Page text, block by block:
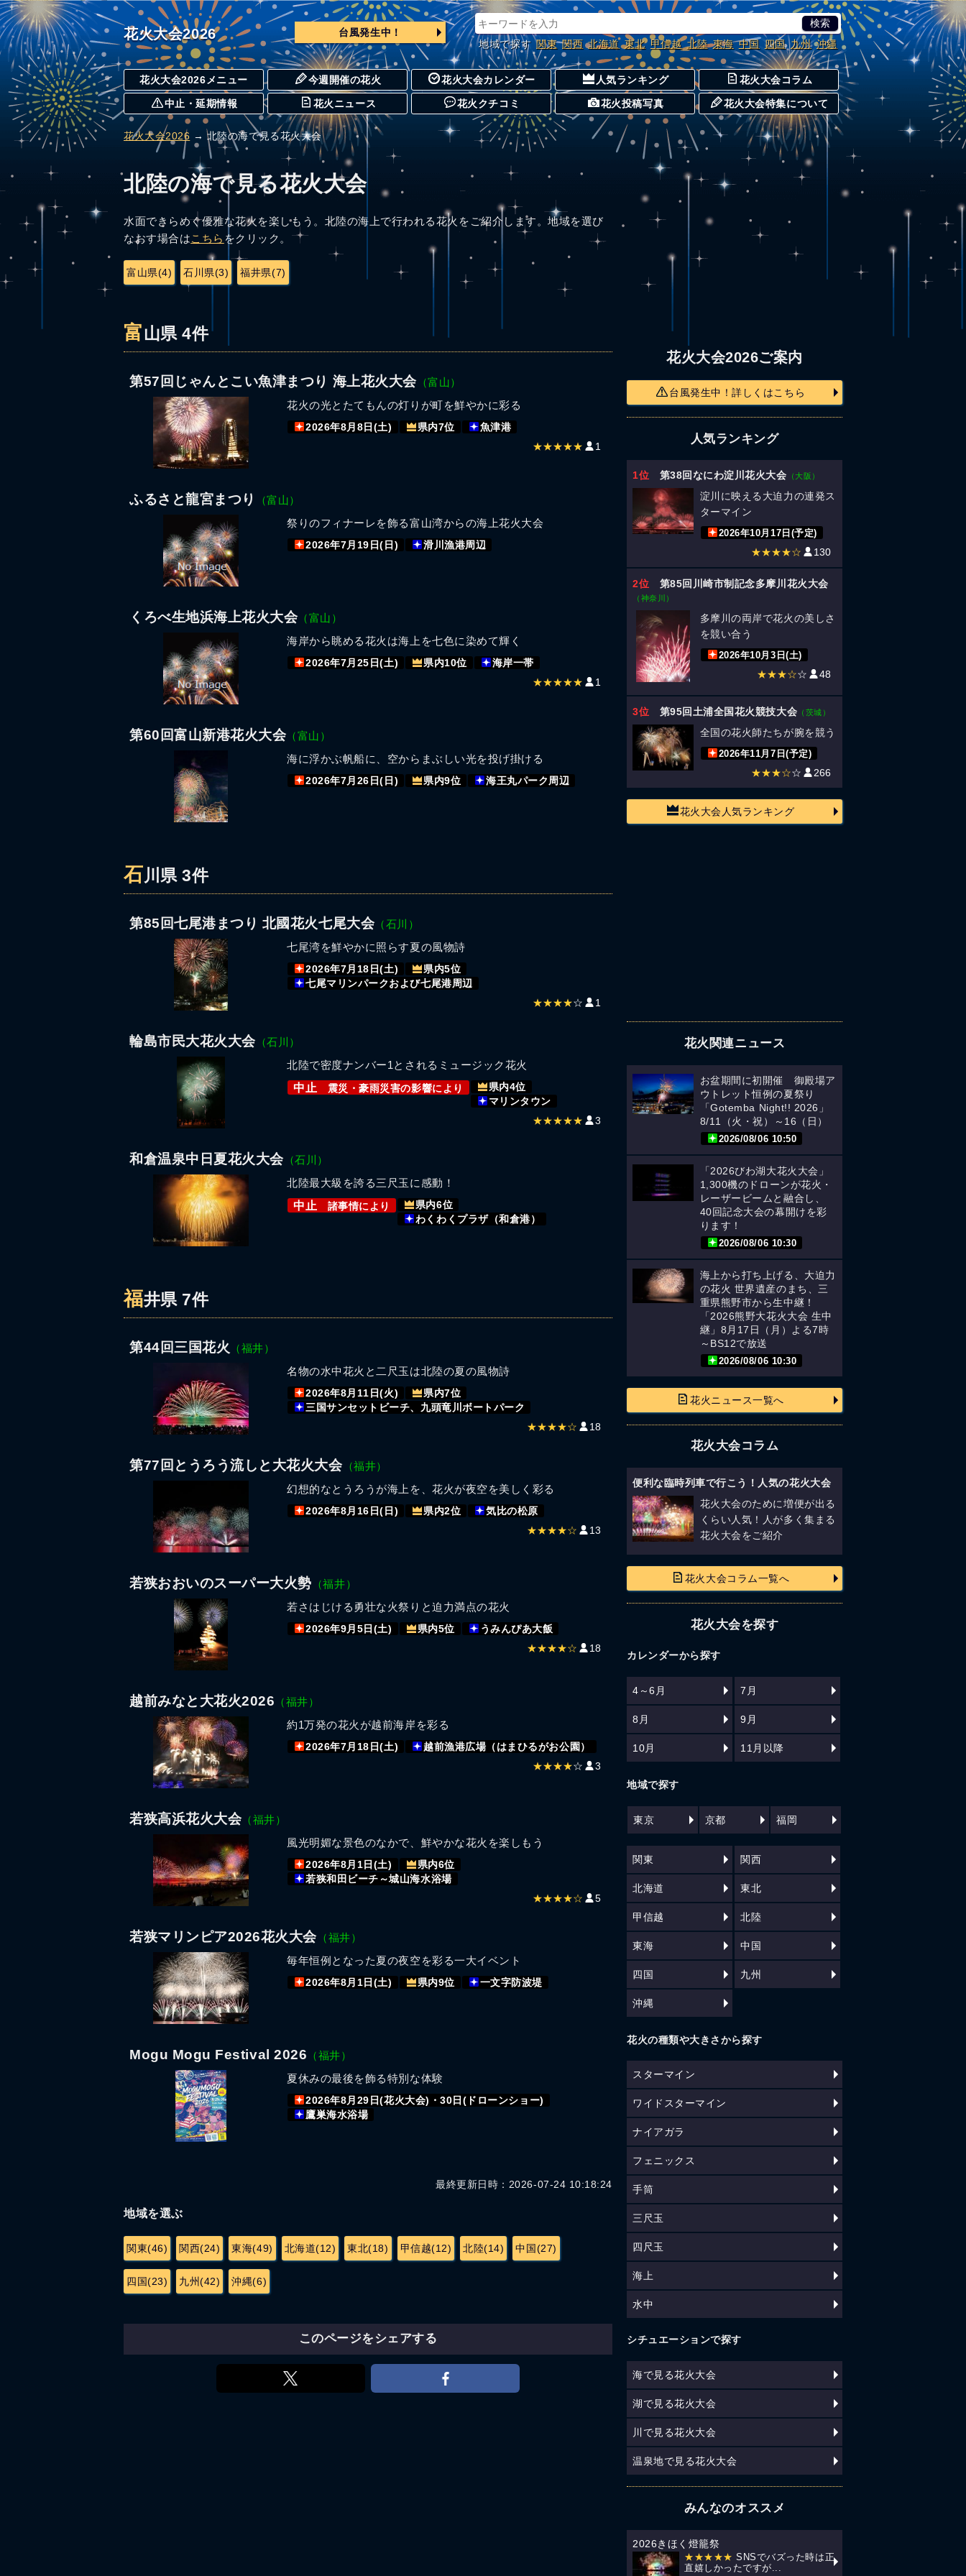
花火大会2026
台風発生中！
地域で探す 関東 関西 北海道 東北 甲信越 北陸 東海 中国 四国 九州 沖縄
花火大会2026メニュー 今週開催の花火 花火大会カレンダー 人気ランキング 花火大会コラム
中止・延期情報 花火ニュース 花火クチコミ 花火投稿写真 花火大会特集について
花火大会2026 → 北陸の海で見る花火大会
北陸の海で見る花火大会
水面できらめく優雅な花火を楽しもう。北陸の海上で行われる花火をご紹介します。地域を選び
なおす場合はこちら をクリック。
富山県(4) 石川県(3) 福井県(7)
富山県 4件
第57回じゃんとこい魚津まつり 海上花火大会（富山）
花火の光とたてもんの灯りが町を鮮やかに彩る
2026年8月8日(土) 県内7位 魚津港
★★★★★ 1
ふるさと龍宮まつり
（富山）
祭りのフィナーレを飾る富山湾からの海上花火大会
2026年7月19日(日) 滑川漁港周辺
くろべ生地浜海上花火大会（富山）
海岸から眺める花火は海上を七色に染めて輝く
2026年7月25日(土) 県内10位 海岸一帯
★★★★★ 1
第60回富山新港花火大会（富山）
海に浮かぶ帆船に、空からまぶしい光を投げ掛ける
2026年7月26日(日) 県内9位 海王丸パーク周辺
石川県 3件
第85回七尾港まつり 北國花火七尾大会（石川）
七尾湾を鮮やかに照らす夏の風物詩
2026年7月18日(土)
県内5位
七尾マリンパークおよび七尾港周辺
★★★★☆ 1
輪島市民大花火大会（石川）
北陸で密度ナンバー1とされるミュージック花火
中止 震災・豪雨災害の影響により
県内4位
マリンタウン
★★★★★ 3
和倉温泉中日夏花火大会（石川）
北陸最大級を誇る三尺玉に感動！
中止 諸事情により
県内6位
わくわくプラザ（和倉港）
福井県 7件
第44回三国花火
（福井）
名物の水中花火と二尺玉は北陸の夏の風物詩
2026年8月11日(火)
県内7位
三国サンセットビーチ、九頭竜川ボートパーク
★★★★☆ 18
第77回とうろう流しと大花火大会（福井）
幻想的なとうろうが海上を、花火が夜空を美しく彩る
2026年8月16日(日) 県内2位 気比の松原
★★★★☆ 13
若狭おおいのスーパー大火勢 （福井）
若さはじける勇壮な火祭りと迫力満点の花火
2026年9月5日(土) 県内5位 うみんぴあ大飯
★★★★☆ 18
越前みなと大花火2026 （福井）
約1万発の花火が越前海岸を彩る
2026年7月18日(土) 越前漁港広場（はまひるがお公園）
★★★★☆ 3
若狭高浜花火大会（福井）
風光明媚な景色のなかで、鮮やかな花火を楽しもう
2026年8月1日(土)
県内6位
若狭和田ビーチ～城山海水浴場
★★★★☆ 5
若狭マリンピア2026花火大会 （福井）
毎年恒例となった夏の夜空を彩る一大イベント
2026年8月1日(土) 県内9位 一文字防波堤
Mogu Mogu Festival 2026 （福井）
夏休みの最後を飾る特別な体験
2026年8月29日(花火大会)・30日(ドローンショー)
鷹巣海水浴場
最終更新日時：2026-07-24 10:18:24
地域を選ぶ
関東(46) 関西(24) 東海(49) 北海道(12) 東北(18) 甲信越(12) 北陸(14) 中国(27)
四国(23) 九州(42) 沖縄(6)
このページをシェアする
花火大会2026ご案内
台風発生中！詳しくはこちら
人気ランキング
1位 第38回なにわ淀川花火大会 （大阪）
淀川に映える大迫力の連発ス
ターマイン
2026年10月17日(予定)
★★★★☆ 130
2位 第85回川崎市制記念多摩川花火大会
（神奈川）
多摩川の両岸で花火の美しさ
を競い合う
2026年10月3日(土)
★★★☆☆ 48
3位 第95回土浦全国花火競技大会 （茨城）
全国の花火師たちが腕を競う
2026年11月7日(予定)
★★★☆☆ 266
花火大会人気ランキング
花火関連ニュース
お盆期間に初開催 御殿場ア
ウトレット恒例の夏祭り
「Gotemba Night!! 2026」
8/11（火・祝）～16（日）
2026/08/06 10:50
「2026びわ湖大花火大会」
1,300機のドローンが花火・
レーザービームと融合し、
40回記念大会の幕開けを彩
ります！
2026/08/06 10:30
海上から打ち上げる、大迫力
の花火 世界遺産のまち、三
重県熊野市から生中継！
「2026熊野大花火大会 生中
継」8月17日（月）よる7時
～BS12で放送
2026/08/06 10:30
花火ニュース一覧へ
花火大会コラム
便利な臨時列車で行こう！人気の花火大会
花火大会のために増便が出る
くらい人気！人が多く集まる
花火大会をご紹介
花火大会コラム一覧へ
花火大会を探す
カレンダーから探す
4～6月 7月
8月 9月
10月 11月以降
地域で探す
東京 京都 福岡
関東 関西
北海道 東北
甲信越 北陸
東海 中国
四国 九州
沖縄
花火の種類や大きさから探す
スターマイン
ワイドスターマイン
ナイアガラ
フェニックス
手筒
三尺玉
四尺玉
海上
水中
シチュエーションで探す
海で見る花火大会
湖で見る花火大会
川で見る花火大会
温泉地で見る花火大会
みんなのオススメ
2026きほく燈籠祭
★★★★★ SNSでバズった時は正
直嬉しかったですが...